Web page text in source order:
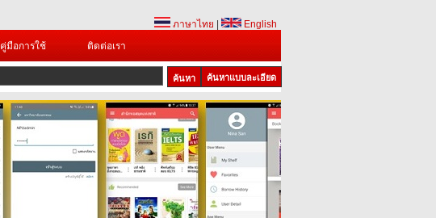
ภาษาไทย
English
คู่มือการใช้ ติดต่อเรา
ค้นหาแบบละเอียด